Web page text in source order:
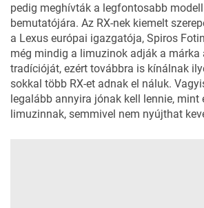
pedig meghívták a legfontosabb
bemutatójára. Az RX-nek kiemelt
a Lexus európai igazgatója, Spiros
még mindig a limuzinok adják a márka
tradícióját, ezért továbbra is kínálnak
sokkal több RX-et adnak el náluk.
legalább annyira jónak kell lennie, mint
limuzinnak, semmivel nem nyújthat